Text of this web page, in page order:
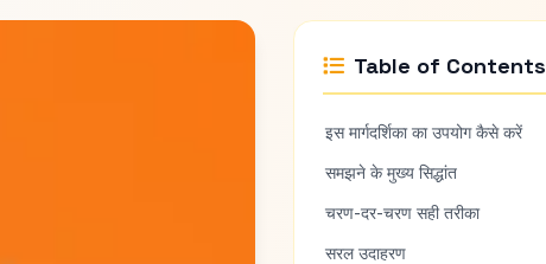
Table of Contents
इस मार्गदर्शिका का उपयोग कैसे करें
समझने के मुख्य सिद्धांत
चरण-दर-चरण सही तरीका
सरल उदाहरण